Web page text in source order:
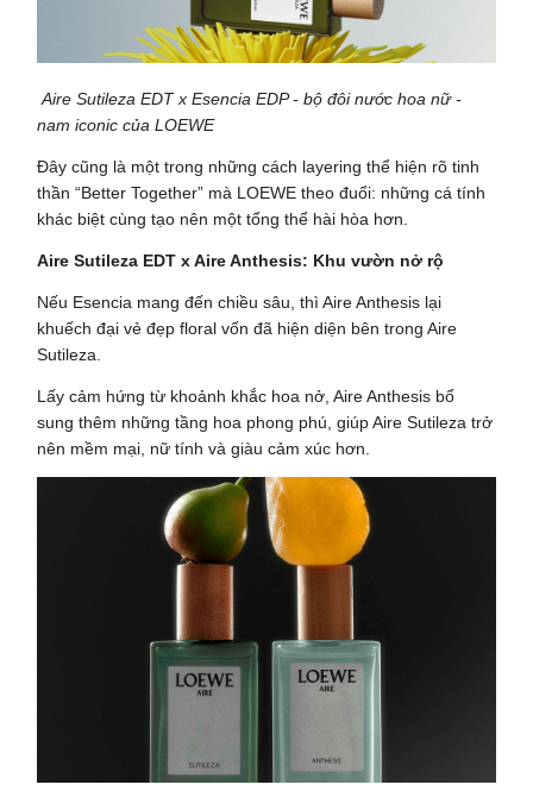
Aire Sutileza EDT x Esencia EDP - bộ đôi nước hoa nữ -
nam iconic của LOEWE
Đây cũng là một trong những cách layering thể hiện rõ tinh
thần “Better Together” mà LOEWE theo đuổi: những cá tính
khác biệt cùng tạo nên một tổng thể hài hòa hơn.
Aire Sutileza EDT x Aire Anthesis: Khu vườn nở rộ
Nếu Esencia mang đến chiều sâu, thì Aire Anthesis lại
khuếch đại vẻ đẹp floral vốn đã hiện diện bên trong Aire
Sutileza.
Lấy cảm hứng từ khoảnh khắc hoa nở, Aire Anthesis bổ
sung thêm những tầng hoa phong phú, giúp Aire Sutileza trở
nên mềm mại, nữ tính và giàu cảm xúc hơn.